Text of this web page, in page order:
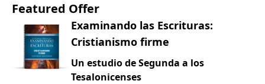
Featured Offer
Examinando las Escrituras:
Cristianismo firme
Un estudio de Segunda a los
Tesalonicenses